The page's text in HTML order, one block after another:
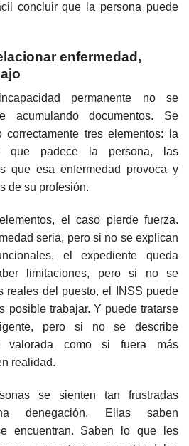
concluir que la persona puede
enfermedad,
permanente no se
acumulando documentos. Se
correctamente tres elementos: la
que padece la persona, las
que esa enfermedad provoca y
de su profesión.
el caso pierde fuerza.
seria, pero si no se explican
el expediente queda
limitaciones, pero si no se
reales del puesto, el INSS puede
posible trabajar. Y puede tratarse
pero si no se describe
valorada como si fuera más
realidad.
se sienten tan frustradas
denegación. Ellas saben
encuentran. Saben lo que les